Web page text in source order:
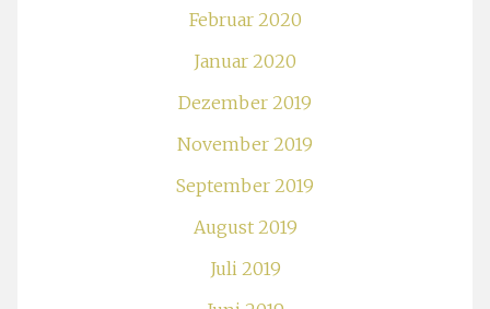
Februar 2020
Januar 2020
Dezember 2019
November 2019
September 2019
August 2019
Juli 2019